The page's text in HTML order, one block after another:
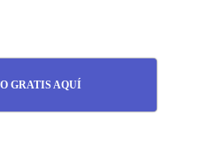
GRATIS AQUÍ